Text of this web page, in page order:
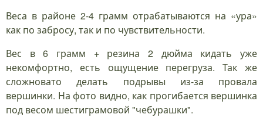
Веса в районе 2-4 грамм отрабатываются на «ура»
как по забросу, так и по чувствительности.
Вес в 6 грамм + резина 2 дюйма кидать уже
некомфортно, есть ощущение перегруза. Так же
сложновато делать подрывы из-за провала
вершинки. На фото видно, как прогибается вершинка
под весом шестиграмовой "чебурашки".